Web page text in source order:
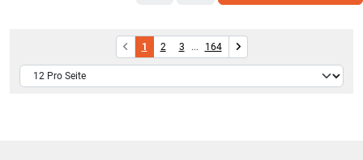
1 2 3 ... 164